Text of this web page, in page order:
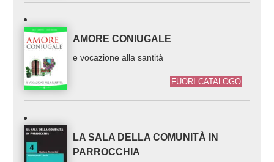
AMORE CONIUGALE
e vocazione alla santità
FUORI CATALOGO
LA SALA DELLA COMUNITÀ IN
PARROCCHIA